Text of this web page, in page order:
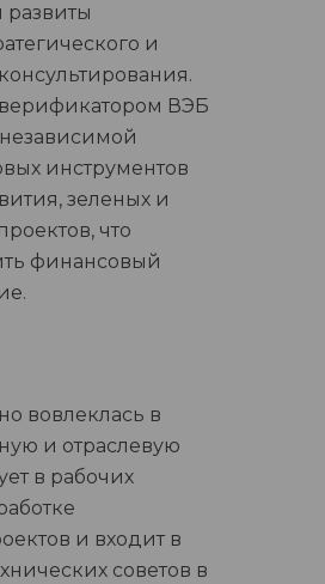
развиты
и
ВЭБ
инструментов
зеленых и
что
финансовый
вовлеклась в
и отраслевую
в рабочих
и входит в
советов в